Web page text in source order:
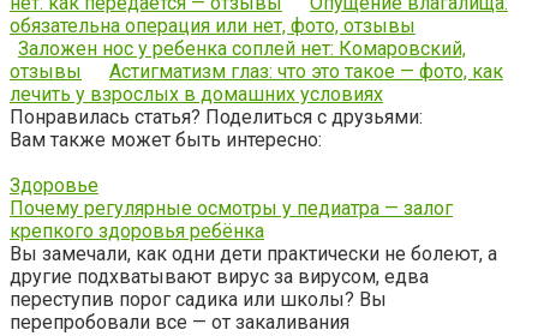
обязательна операция или нет, фото, отзывы
Заложен нос у ребенка соплей нет: Комаровский,
отзывы
Астигматизм глаз: что это такое — фото, как
лечить у взрослых в домашних условиях
Понравилась статья? Поделиться с друзьями:
Вам также может быть интересно:
Здоровье
Почему регулярные осмотры у педиатра — залог
крепкого здоровья ребёнка
Вы замечали, как одни дети практически не болеют, а
другие подхватывают вирус за вирусом, едва
переступив порог садика или школы? Вы
перепробовали все — от закаливания